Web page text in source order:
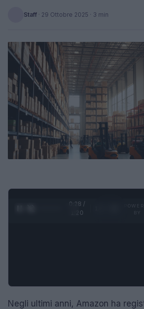
Staff · 29 Ottobre 2025 · 3 min
0:29 /
1:20
Negli ultimi anni, Amazon ha